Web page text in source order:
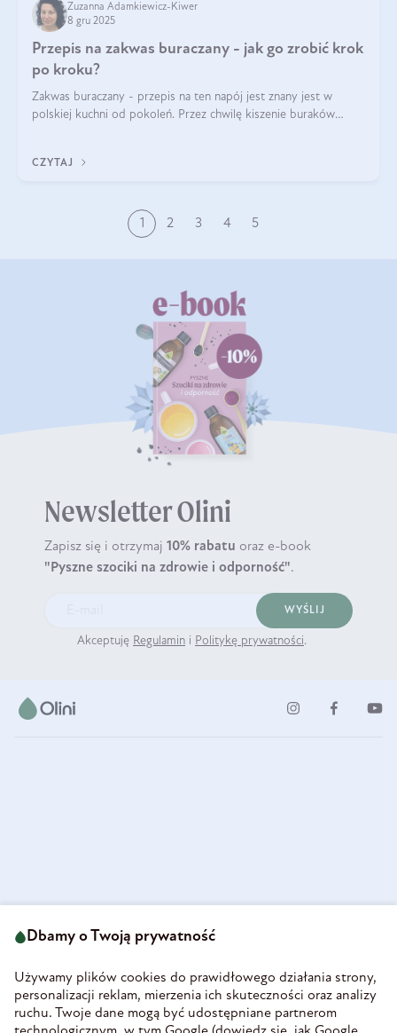
Zuzanna Adamkiewicz-Kiwer
8 gru 2025
Przepis na zakwas buraczany - jak go zrobić krok
po kroku?
Zakwas buraczany - przepis na ten napój jest znany jest w
polskiej kuchni od pokoleń. Przez chwilę kiszenie buraków
CZYTAJ
1 2 3 4 5
Newsletter Olini
Zapisz się i otrzymaj 10% rabatu oraz e-book
"Pyszne szociki na zdrowie i odporność".
WYŚLIJ
Akceptuję Regulamin i Politykę prywatności.
58-160 Świebodzice
REGON 890213034
INFORMACJE
Dbamy o Twoją prywatność
Używamy plików cookies do prawidłowego działania strony,
personalizacji reklam, mierzenia ich skuteczności oraz analizy
ruchu. Twoje dane mogą być udostępniane partnerom